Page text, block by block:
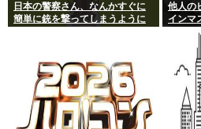
日本の警察さん、なんかすぐに
簡単に銃を撃ってしまうように
他人の
インマ
てい